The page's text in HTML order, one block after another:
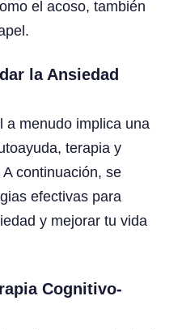
el acoso, también
la Ansiedad
a menudo implica una
terapia y
continuación, se
efectivas para
y mejorar tu vida
Cognitivo-